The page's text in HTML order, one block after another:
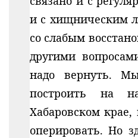
и с хищническим
со слабым
другими
надо вернуть.
построить на
Хабаровском
оперировать. Но